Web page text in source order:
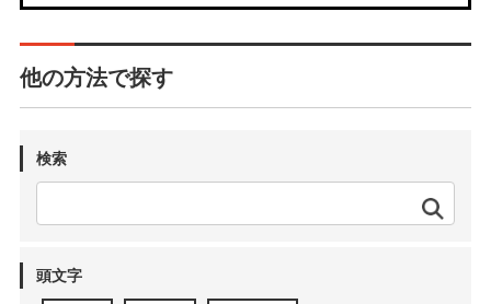
他の方法で探す
検索
頭文字